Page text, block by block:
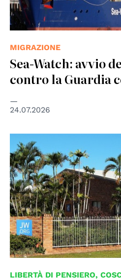
MIGRAZIONE
Sea-Watch: avvio
contro la Guardia
24.07.2026
© RegionalQueenslander
LIBERTÀ DI PENSIERO,